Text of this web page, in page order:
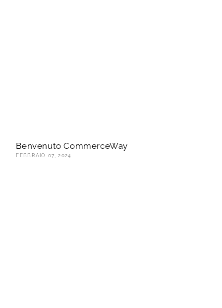
Benvenuto CommerceWay
FEBBRAIO 07, 2024